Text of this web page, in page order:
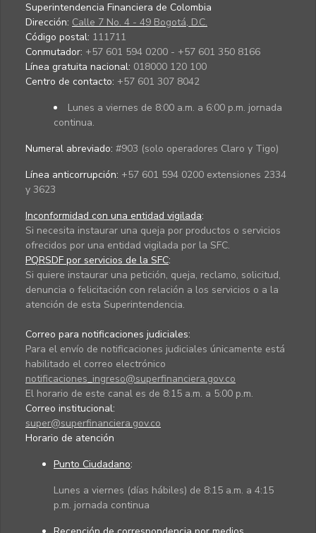
Superintendencia Financiera de Colombia
Dirección: Calle 7 No. 4 - 49 Bogotá, D.C.
Código postal: 111711
Conmutador: +57 601 594 0200 - +57 601 350 8166
Línea gratuita nacional: 018000 120 100
Centro de contacto: +57 601 307 8042
Lunes a viernes de 8:00 a.m. a 6:00 p.m. jornada
continua.
Numeral abreviado: #903 (solo operadores Claro y Tigo)
Línea anticorrupción: +57 601 594 0200 extensiones 2334
y 3623
Inconformidad con una entidad vigilada:
Si necesita instaurar una queja por productos o servicios
ofrecidos por una entidad vigilada por la SFC.
PQRSDF por servicios de la SFC:
Si quiere instaurar una petición, queja, reclamo, solicitud,
denuncia o felicitación con relación a los servicios o a la
atención de esta Superintendencia.
Correo para notificaciones judiciales:
Para el envío de notificaciones judiciales únicamente está
habilitado el correo electrónico
notificaciones_ingreso@superfinanciera.gov.co
El horario de este canal es de 8:15 a.m. a 5:00 p.m.
Correo institucional:
super@superfinanciera.gov.co
Horario de atención
Punto Ciudadano:
Lunes a viernes (días hábiles) de 8:15 a.m. a 4:15
p.m. jornada continua